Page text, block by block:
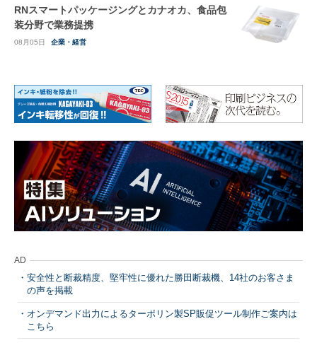
RNスマートパッケージングとカナオカ、食品包
装分野で業務提携
08月05日 企業・経営
AD
安全性と断裁精度、堅牢性に優れた勝田断裁機、14社のお客さま
の声を掲載
オンデマンド出力によるターポリン製SP販促ツール制作ご案内は
こちら